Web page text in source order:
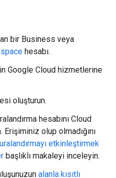
bir Business veya
hesabı.
Google Cloud hizmetlerine
oluşturun.
hesabını Cloud
Erişiminiz olup olmadığını
etkinleştirmek
başlıklı makaleyi inceleyin.
alanla kısıtlı